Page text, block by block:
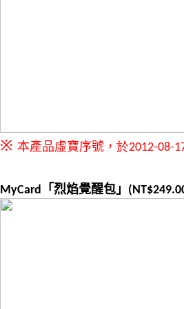
※ 本產品虛寶序號， 於2012-08-
MyCard 「烈焰覺醒包」